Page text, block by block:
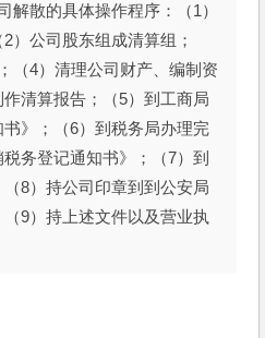
解散的具体操作程序：（1）
）公司股东组成清算组；
（4）清理公司财产、编制资
清算报告；（5）到工商局
》；（6）到税务局办理完
务登记通知书》；（7）到
8）持公司印章到到公安局
9）持上述文件以及营业执